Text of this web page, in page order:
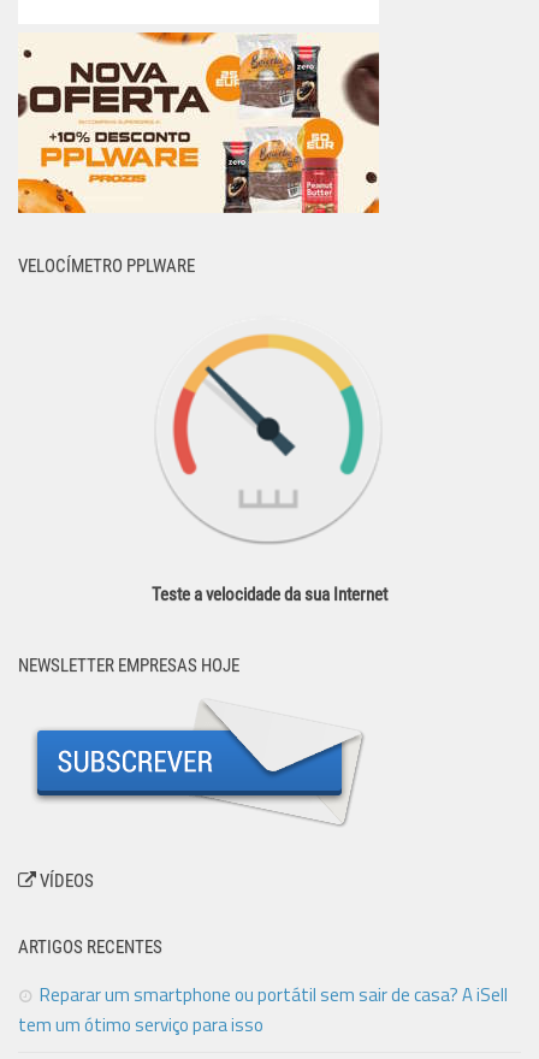
VELOCÍMETRO PPLWARE
Teste a velocidade da sua Internet
NEWSLETTER EMPRESAS HOJE
VÍDEOS
ARTIGOS RECENTES
Reparar um smartphone ou portátil sem sair de casa? A iSell
tem um ótimo serviço para isso